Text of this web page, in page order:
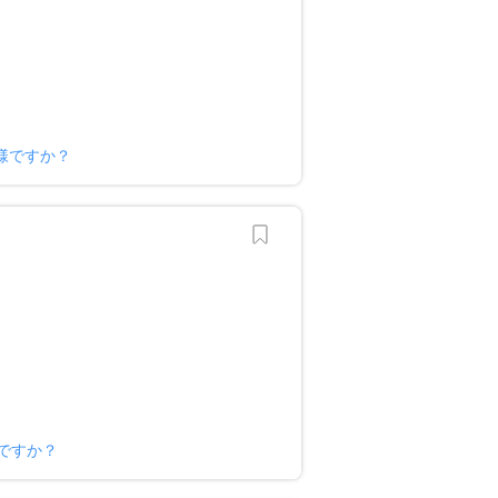
ですか？
すか？